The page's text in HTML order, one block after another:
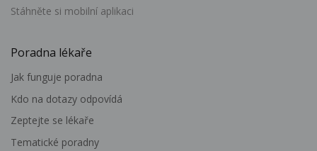
Stáhněte si mobilní aplikaci
Poradna lékaře
Jak funguje poradna
Kdo na dotazy odpovídá
Zeptejte se lékaře
Tematické poradny